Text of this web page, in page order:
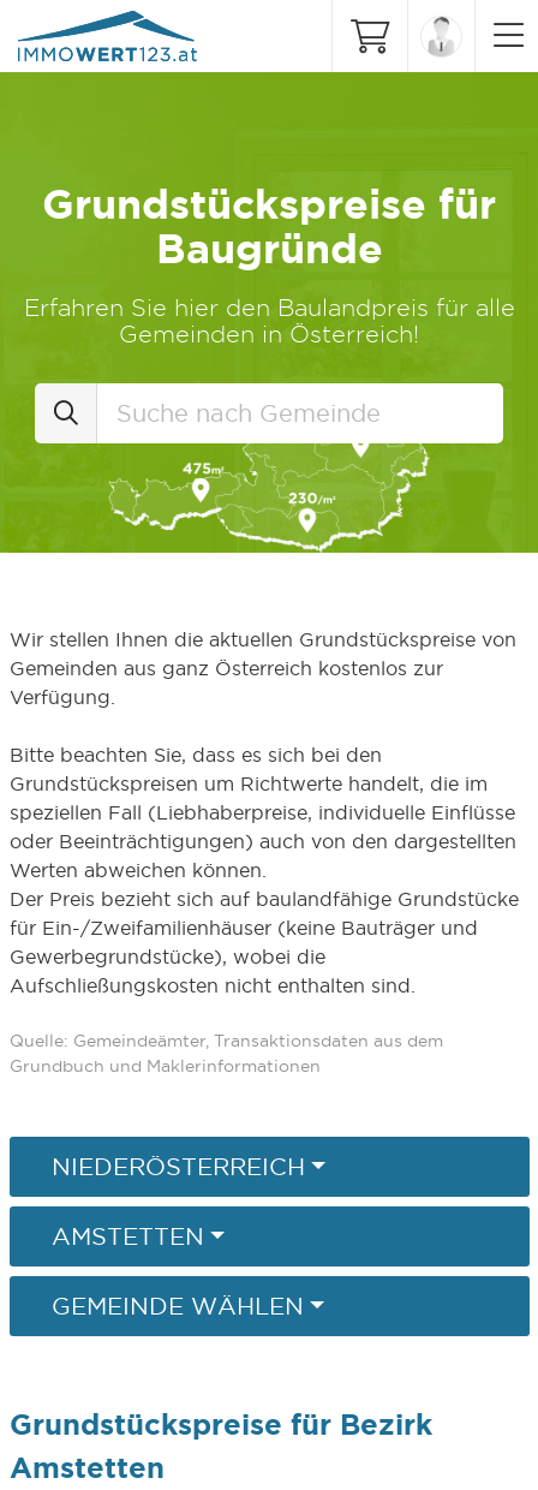
Grundstückspreise für
Baugründe
Erfahren Sie hier den Baulandpreis für alle
Gemeinden in Österreich!
Wir stellen Ihnen die aktuellen Grundstückspreise von
Gemeinden aus ganz Österreich kostenlos zur
Verfügung.
Bitte beachten Sie, dass es sich bei den
Grundstückspreisen um Richtwerte handelt, die im
speziellen Fall (Liebhaberpreise, individuelle Einflüsse
oder Beeinträchtigungen) auch von den dargestellten
Werten abweichen können.
Der Preis bezieht sich auf baulandfähige Grundstücke
für Ein-/Zweifamilienhäuser (keine Bauträger und
Gewerbegrundstücke), wobei die
Aufschließungskosten nicht enthalten sind.
Quelle: Gemeindeämter, Transaktionsdaten aus dem
Grundbuch und Maklerinformationen
NIEDERÖSTERREICH
AMSTETTEN
GEMEINDE WÄHLEN
Grundstückspreise für Bezirk
Amstetten